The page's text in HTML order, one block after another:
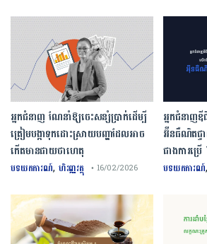
អ្នកជំនាញ
អ៊ីនធឺណិតផ្ទា
ជាងការប្
បទយកការណ៍,
អ្នកជំនាញ ណែនាំឱ្យចេះសន្សំប្រាក់ដើម្បី
ត្រៀមបង្កាទុកដោះស្រាយបញ្ហាដែលអាច
កើតមានជាយថាហេតុ
បទយកការណ៍, ហិរញ្ញវត្ថុ • 16/02/2026